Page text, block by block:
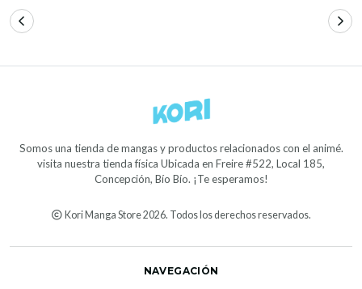
Somos una tienda de mangas y productos relacionados con el animé.
visita nuestra tienda física Ubicada en Freire #522, Local 185,
Concepción, Bío Bío. ¡Te esperamos!
Kori Manga Store 2026. Todos los derechos reservados.
NAVEGACIÓN